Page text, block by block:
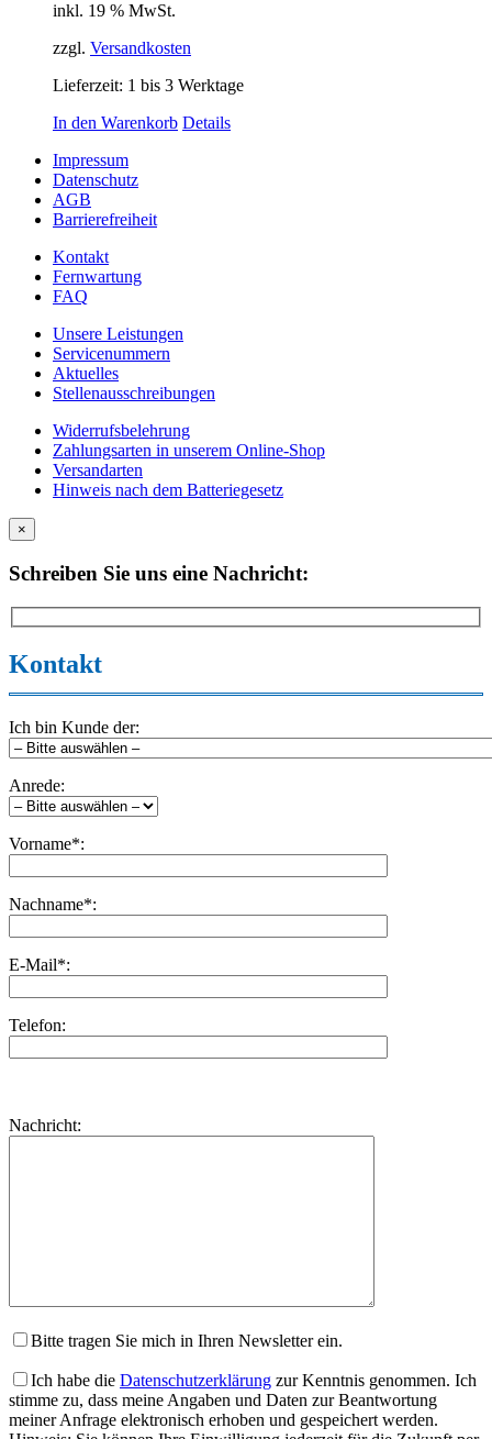
inkl. 19 % MwSt.
zzgl. Versandkosten
Lieferzeit: 1 bis 3 Werktage
In den Warenkorb Details
Impressum
Datenschutz
AGB
Barrierefreiheit
Kontakt
Fernwartung
FAQ
Unsere Leistungen
Servicenummern
Aktuelles
Stellenausschreibungen
Widerrufsbelehrung
Zahlungsarten in unserem Online-Shop
Versandarten
Hinweis nach dem Batteriegesetz
×
Schreiben Sie uns eine Nachricht:
Kontakt
Ich bin Kunde der:
Anrede:
Vorname*:
Nachname*:
E-Mail*:
Telefon:
dieses
lasse
Nachricht:
Bitte tragen Sie mich in Ihren Newsletter ein.
Ich habe die Datenschutzerklärung zur Kenntnis genommen. Ich
stimme zu, dass meine Angaben und Daten zur Beantwortung
meiner Anfrage elektronisch erhoben und gespeichert werden.